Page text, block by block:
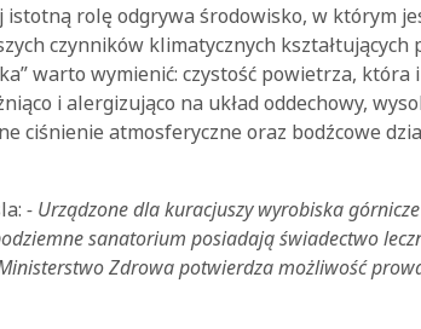
rolę odgrywa środowisko, w którym
czynników klimatycznych kształtujących
warto wymienić: czystość powietrza, która
i alergizująco na układ oddechowy,
ciśnienie atmosferyczne oraz bodźcowe
- Urządzone dla kuracjuszy wyrobiska
sanatorium posiadają świadectwo
Zdrowa potwierdza możliwość